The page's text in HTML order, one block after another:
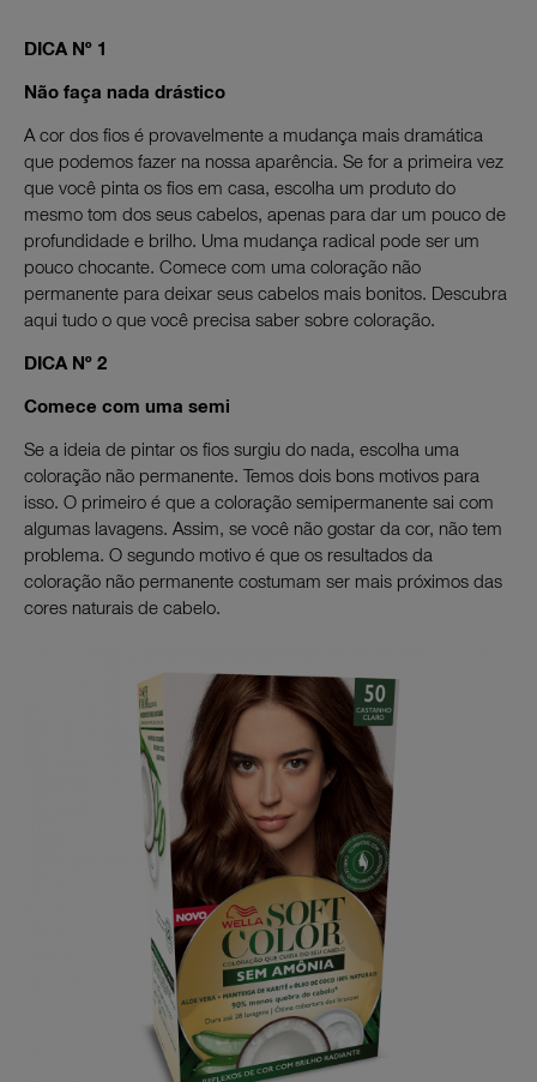
DICA Nº 1
Não faça nada drástico
A cor dos fios é provavelmente a mudança mais dramática
que podemos fazer na nossa aparência. Se for a primeira vez
que você pinta os fios em casa, escolha um produto do
mesmo tom dos seus cabelos, apenas para dar um pouco de
profundidade e brilho. Uma mudança radical pode ser um
pouco chocante. Comece com uma coloração não
permanente para deixar seus cabelos mais bonitos. Descubra
aqui tudo o que você precisa saber sobre coloração.
DICA Nº 2
Comece com uma semi
Se a ideia de pintar os fios surgiu do nada, escolha uma
coloração não permanente. Temos dois bons motivos para
isso. O primeiro é que a coloração semipermanente sai com
algumas lavagens. Assim, se você não gostar da cor, não tem
problema. O segundo motivo é que os resultados da
coloração não permanente costumam ser mais próximos das
cores naturais de cabelo.